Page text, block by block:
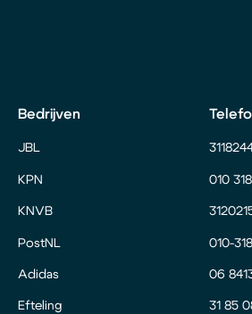
Bedrijven
JBL
KPN
KNVB
PostNL
Adidas
Efteling
010
010-
06
31 85